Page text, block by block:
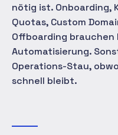
nötig ist. Onboarding,
Quotas, Custom
Offboarding
Automatisierung.
Operations-Stau,
schnell bleibt.